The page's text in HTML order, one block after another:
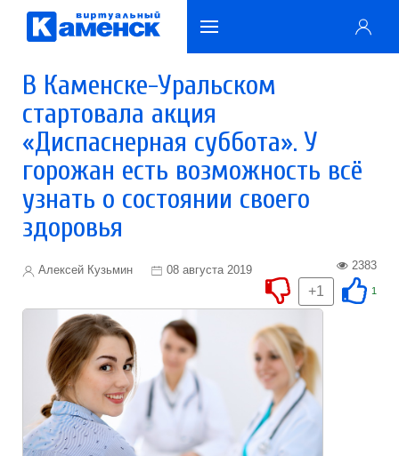
В Каменске-Уральском
стартовала акция
«Диспаснерная суббота». У
горожан есть возможность всё
узнать о состоянии своего
здоровья
Алексей Кузьмин 08 августа 2019 2383
1
+1